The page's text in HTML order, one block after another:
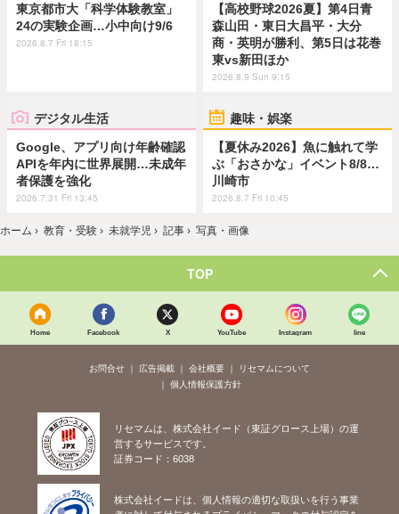
東京都市大「科学体験教室」
24の実験企画…小中向け9/6
2026.8.7 Fri 18:15
【高校野球2026夏】第4日青
森山田・東日大昌平・大分
商・英明が勝利、第5日は花巻
東vs新田ほか
2026.8.9 Sun 9:15
デジタル生活
Google、アプリ向け年齢確認
APIを年内に世界展開…未成年
者保護を強化
2026.7.31 Fri 13:45
趣味・娯楽
【夏休み2026】魚に触れて学
ぶ「おさかな」イベント8/8…
川崎市
2026.8.7 Fri 10:45
ホーム › 教育・受験 › 未就学児 › 記事 › 写真・画像
TOP
Home Facebook X YouTube Instagram line
お問合せ 広告掲載 会社概要
リセマムについて
個人情報保護方針
リセマムは、株式会社イード（東証グロース上場）の運
営するサービスです。
証券コード：6038
株式会社イードは、個人情報の適切な取扱いを行う事業